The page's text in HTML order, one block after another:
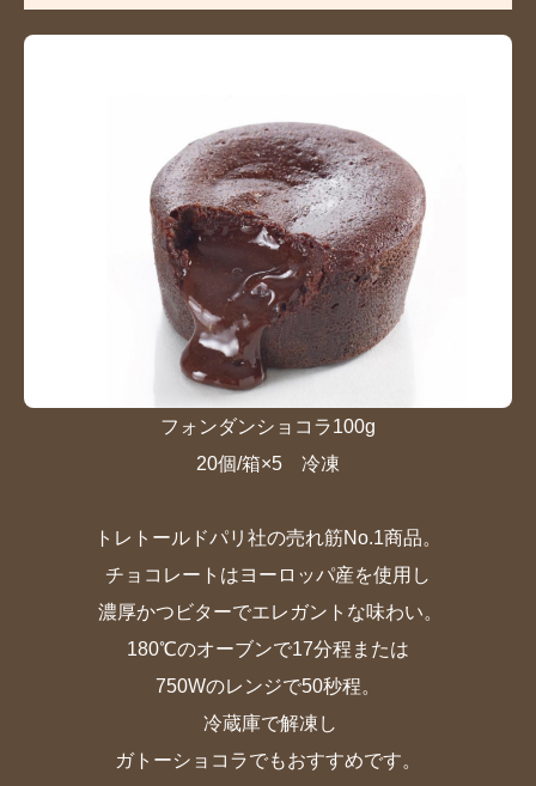
フォンダンショコラ100g
20個/箱×5 冷凍
トレトールドパリ社の売れ筋No.1商品。
チョコレートはヨー ロッパ産を使用し
濃厚かつビターでエレガントな味わい。
180℃のオーブンで17分程または
750Wのレンジで50秒程。
冷蔵庫で解凍し
ガトーショコラでもおすすめです。